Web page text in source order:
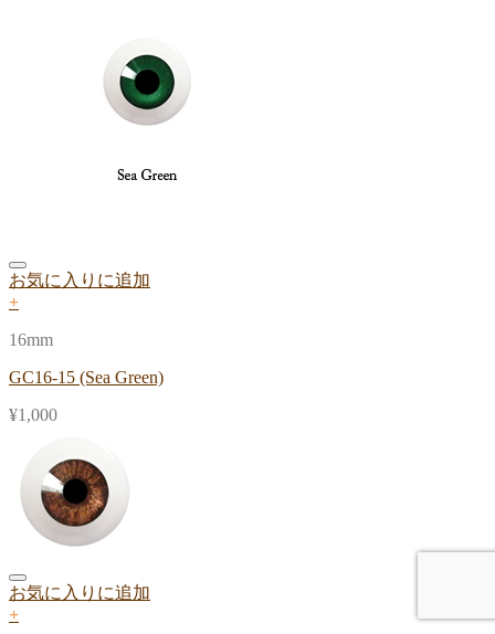
お気に入りに追加
+
16mm
GC16-15 (Sea Green)
¥1,000
お気に入りに追加
+